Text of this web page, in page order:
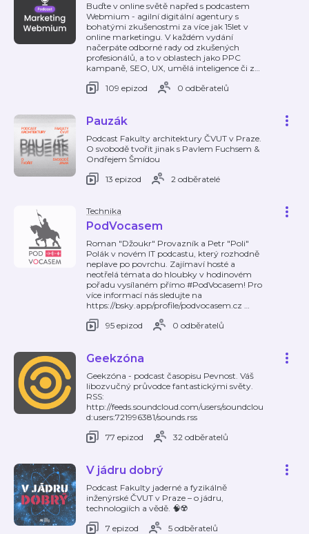
Buďte v online světě napřed s podcastem
Webmium - agilní digitální agentury s
bohatými zkušenostmi za více jak 15let v
online marketingu. V každém vydání
načerpáte odborné rady od zkušených
profesionálů, a to v oblastech jako PPC
kampaně, SEO, UX, umělá inteligence či z…
109 epizod
0 odběratelů
Pauzák
Podcast Fakulty architektury ČVUT v Praze.
O svobodě tvořit jinak s Pavlem Fuchsem &
Ondřejem Šmídou
13 epizod
2 odběratelé
Technika
PodVocasem
Roman "Džoukr" Provazník a Petr "Poli"
Polák v novém IT podcastu, který rozhodně
neplave po povrchu. Zajímaví hosté a
neotřelá témata do hloubky v hodinovém
pořadu vysílaném přímo #PodVocasem! Pro
více informací nás sledujte na
https://bsky.app/profile/podvocasem.cz …
95 epizod
0 odběratelů
Geekzóna
Geekzóna - podcast časopisu Pevnost. Váš
libozvučný průvodce fantastickými světy.
RSS:
http://feeds.soundcloud.com/users/soundclou
d:users:721996381/sounds.rss
77 epizod
32 odběratelů
V jádru dobrý
Podcast Fakulty jaderné a fyzikálně
inženýrské ČVUT v Praze – o jádru,
technologiích a vědě. 🧠☢️
7 epizod
5 odběratelů